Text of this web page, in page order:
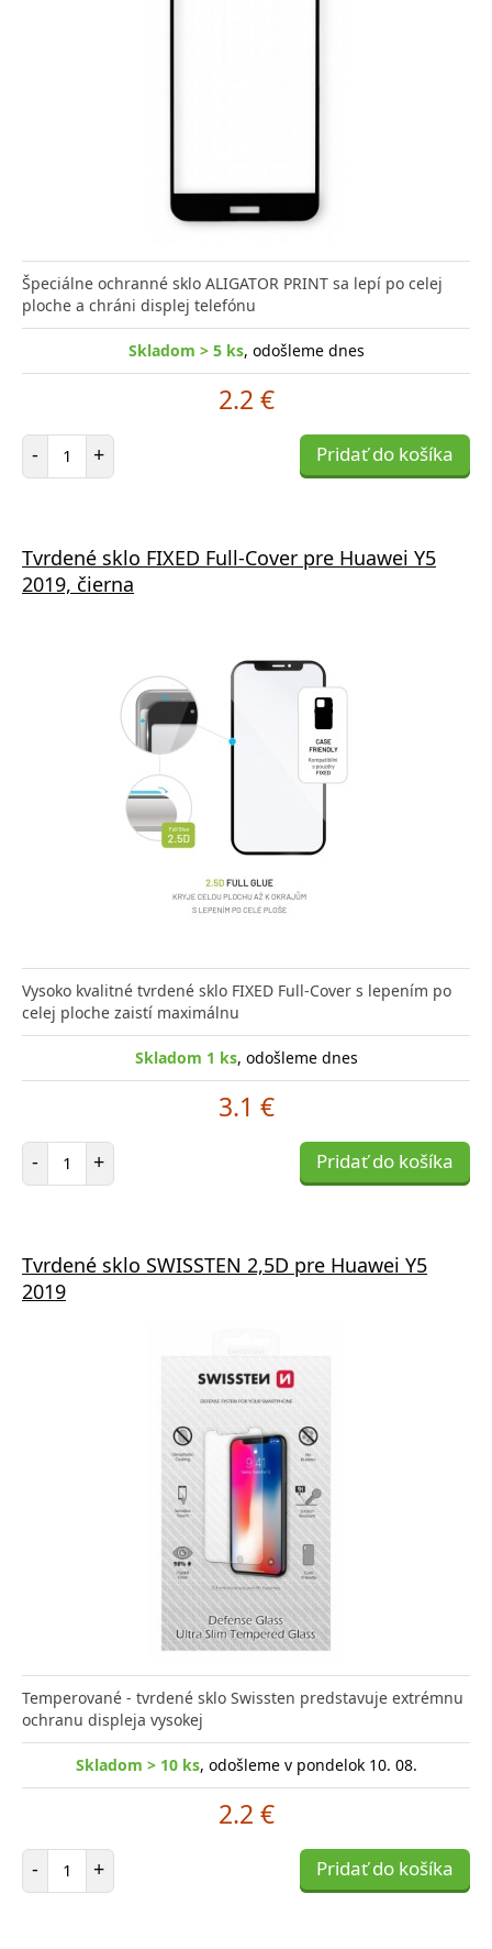
Špeciálne ochranné sklo ALIGATOR PRINT sa lepí po celej
ploche a chráni displej telefónu
Skladom > 5 ks, odošleme dnes
2.2 €
- Počet položiek
+ Pridať do košíka
Tvrdené sklo FIXED Full-Cover pre Huawei Y5
2019, čierna
Vysoko kvalitné tvrdené sklo FIXED Full-Cover s lepením po
celej ploche zaistí maximálnu
Skladom 1 ks, odošleme dnes
3.1 €
- Počet položiek
+ Pridať do košíka
Tvrdené sklo SWISSTEN 2,5D pre Huawei Y5
2019
Temperované - tvrdené sklo Swissten predstavuje extrémnu
ochranu displeja vysokej
Skladom > 10 ks, odošleme v pondelok 10. 08.
2.2 €
- Počet položiek
+ Pridať do košíka